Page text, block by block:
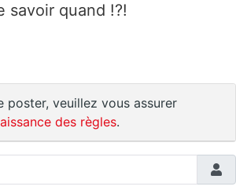
savoir quand !?!
poster, veuillez vous assurer
des règles.